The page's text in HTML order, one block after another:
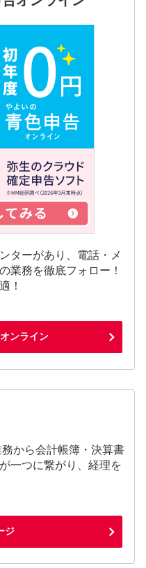
ターがあり、電話・メ
業務を徹底フォロー！
！
ンライン
から会計帳簿・決算書
一つに繋がり、経理を
ジ